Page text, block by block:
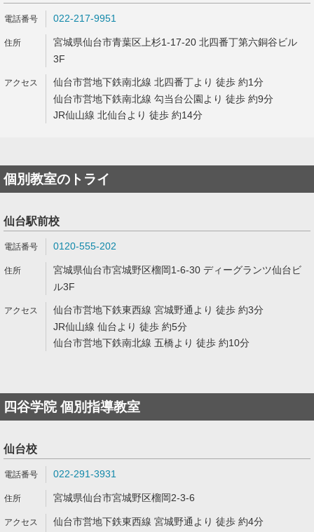
022-217-9951
宮城県仙台市青葉区上杉1-17-20 北四番丁第六銅谷ビル
3F
仙台市営地下鉄南北線 北四番丁より 徒歩 約1分
仙台市営地下鉄南北線 勾当台公園より 徒歩 約9分
JR仙山線 北仙台より 徒歩 約14分
個別教室のトライ
仙台駅前校
0120-555-202
宮城県仙台市宮城野区榴岡1-6-30 ディーグランツ仙台ビ
ル3F
仙台市営地下鉄東西線 宮城野通より 徒歩 約3分
JR仙山線 仙台より 徒歩 約5分
仙台市営地下鉄南北線 五橋より 徒歩 約10分
四谷学院 個別指導教室
仙台校
022-291-3931
宮城県仙台市宮城野区榴岡2-3-6
仙台市営地下鉄東西線 宮城野通より 徒歩 約4分